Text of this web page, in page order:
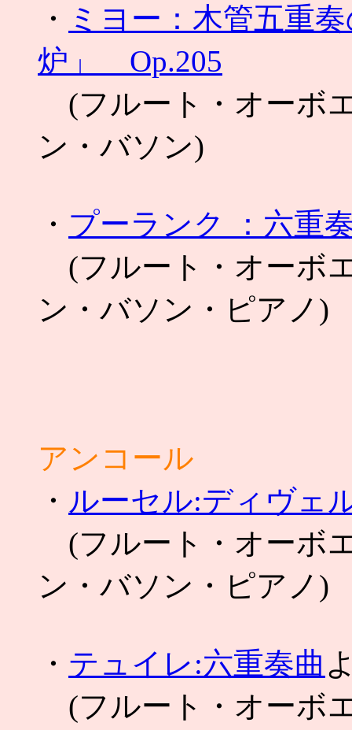
・ ミヨー：木管五重
炉」 Op.205
(フルート・オーボ
ン・バソン)
・ プーランク ：六重
(フルート・オーボ
ン・バソン・ピアノ)
アンコール
・ ルーセル:ディヴェ
(フルート・オーボ
ン・バソン・ピアノ)
・ テュイレ:六重奏曲
(フルート・オーボ